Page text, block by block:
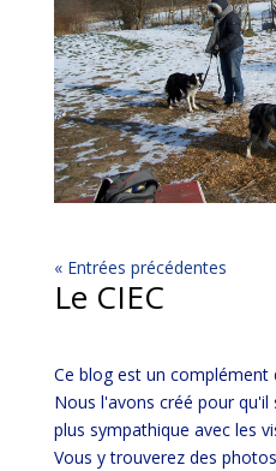
« Entrées précédentes
Le CIEC
Ce blog est un complément
Nous l'avons créé pour
plus sympathique avec les
Vous y trouverez des